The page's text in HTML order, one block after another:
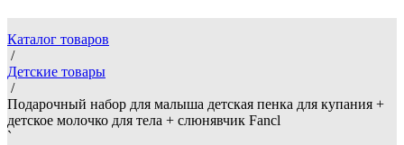
Каталог товаров
/
Детские товары
/
Подарочный набор для малыша детская пенка для купания +
детское молочко для тела + слюнявчик Fancl
`